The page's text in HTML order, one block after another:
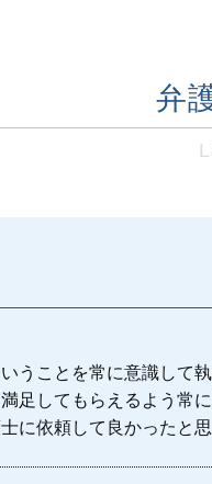
労働問題 不
未払い残業
労働問題 改善
労働問題 パ
未払い残業
小平市 労働
弁
うことを常に意識して執
足してもらえるよう常
に依頼して良かったと